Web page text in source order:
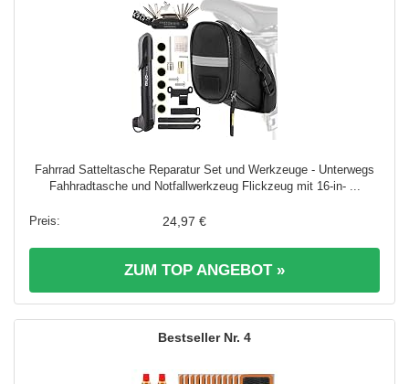
Fahrrad Satteltasche Reparatur Set und Werkzeuge - Unterwegs
Fahhradtasche und Notfallwerkzeug Flickzeug mit 16-in- ...
24,97 €
ZUM TOP ANGEBOT »
4